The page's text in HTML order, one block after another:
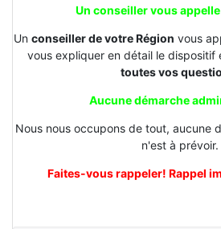
Un conseiller vous
Un conseiller de votre Région vous
vous expliquer en détail le dispositif
toutes vos
Aucune démarche
Nous nous occupons de tout, aucune
n'est à prévoir.
Faites-vous rappeler! Rappel